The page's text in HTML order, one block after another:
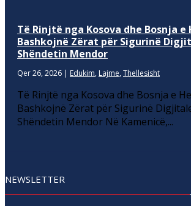
Të Rinjtë nga Kosova dhe Bosnja e
Bashkojnë Zërat për Sigurinë
Shëndetin Mendor
Qer 26, 2026 | Edukim, Lajme, Thellesisht
Të Rinjtë nga Kosova dhe Bosnja e
Bashkojnë Zërat për Sigurinë
Shëndetin Mendor Në Kamenicë,...
NEWSLETTER